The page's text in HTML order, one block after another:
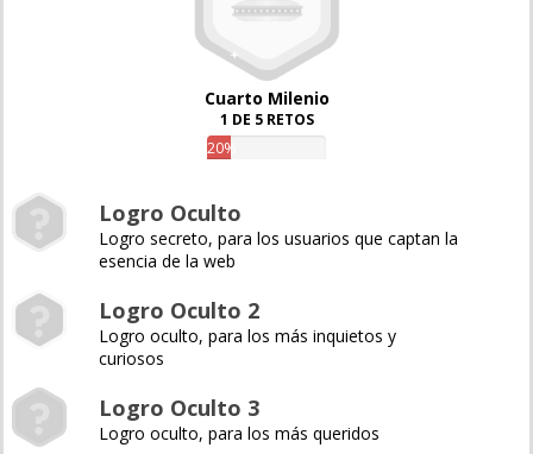
Cuarto Milenio
1 DE 5 RETOS
20%
Logro Oculto
Logro secreto, para los usuarios que captan la
esencia de la web
Logro Oculto 2
Logro oculto, para los más inquietos y
curiosos
Logro Oculto 3
Logro oculto, para los más queridos